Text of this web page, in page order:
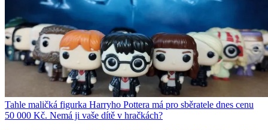
Tahle maličká figurka Harryho Pottera má pro sběratele dnes cenu
50 000 Kč. Nemá ji vaše dítě v hračkách?